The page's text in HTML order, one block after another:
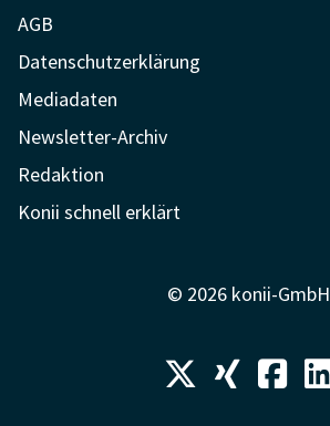
AGB
Datenschutzerklärung
Mediadaten
Newsletter-Archiv
Redaktion
Konii schnell erklärt
© 2026 konii-GmbH